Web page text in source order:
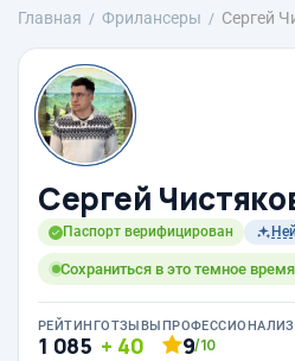
Главная Фрилансеры Сергей
Сергей
Паспорт верифицирован
Сохраниться в это темное время
РЕЙТИНГ
1 085
ОТЗЫВЫ
40 9/10